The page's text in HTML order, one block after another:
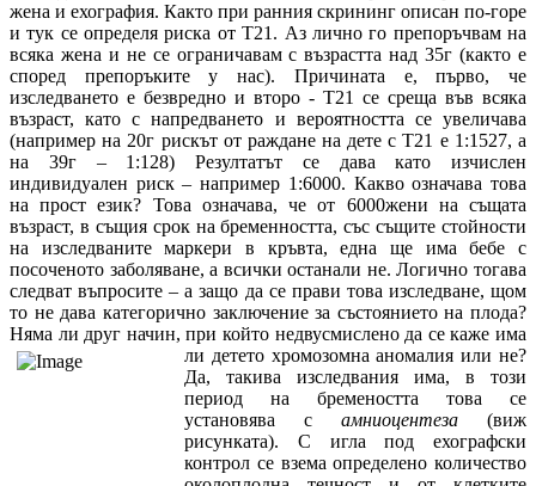
жена и ехография. Както при ранния скрининг описан по-горе
и тук се определя риска от Т21. Аз лично го препоръчвам на
всяка жена и не се ограничавам с възрастта над 35г (както е
според препоръките у нас). Причината е, първо, че
изследването е безвредно и второ - Т21 се среща във всяка
възраст, като с напредването и вероятността се увеличава
(например на 20г рискът от раждане на дете с Т21 е 1:1527, а
на 39г – 1:128) Резултатът се дава като изчислен
индивидуален риск – например 1:6000. Какво означава това
на прост език? Това означава, че от 6000жени на същата
възраст, в същия срок на бременността, със същите стойности
на изследваните маркери в кръвта, една ще има бебе с
посоченото заболяване, а всички останали не. Логично тогава
следват въпросите – а защо да се прави това изследване, щом
то не дава категорично заключение за състоянието на плода?
Няма ли друг начин, при който недвусмислено да се каже има
ли детето хромозомна аномалия или не?
Да, такива изследвания има, в този
период на бремеността това се
установява с амниоцентеза (виж
рисунката). С игла под ехографски
контрол се взема определено количество